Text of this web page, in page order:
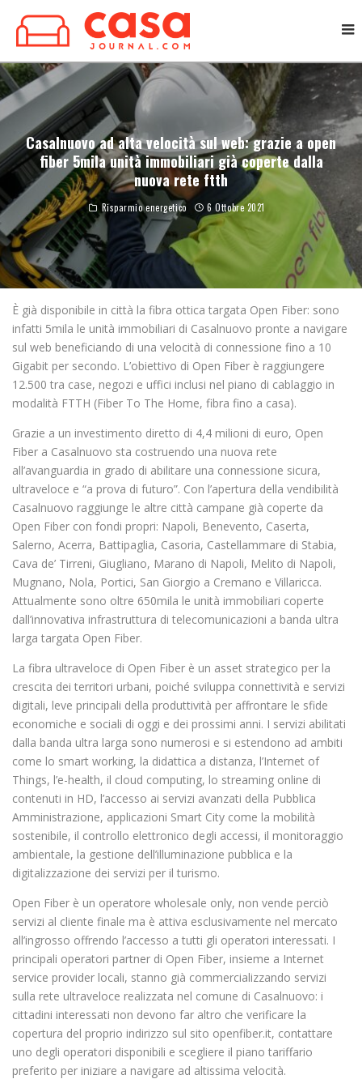
Casalnuovo ad alta velocità sul web: grazie a open
fiber 5mila unità immobiliari già coperte dalla
nuova rete ftth
Risparmio energetico 6 Ottobre 2021
È già disponibile in città la fibra ottica targata Open Fiber: sono
infatti 5mila le unità immobiliari di Casalnuovo pronte a navigare
sul web beneficiando di una velocità di connessione fino a 10
Gigabit per secondo. L’obiettivo di Open Fiber è raggiungere
12.500 tra case, negozi e uffici inclusi nel piano di cablaggio in
modalità FTTH (Fiber To The Home, fibra fino a casa).
Grazie a un investimento diretto di 4,4 milioni di euro, Open
Fiber a Casalnuovo sta costruendo una nuova rete
all’avanguardia in grado di abilitare una connessione sicura,
ultraveloce e “a prova di futuro”. Con l’apertura della vendibilità
Casalnuovo raggiunge le altre città campane già coperte da
Open Fiber con fondi propri: Napoli, Benevento, Caserta,
Salerno, Acerra, Battipaglia, Casoria, Castellammare di Stabia,
Cava de’ Tirreni, Giugliano, Marano di Napoli, Melito di Napoli,
Mugnano, Nola, Portici, San Giorgio a Cremano e Villaricca.
Attualmente sono oltre 650mila le unità immobiliari coperte
dall’innovativa infrastruttura di telecomunicazioni a banda ultra
larga targata Open Fiber.
La fibra ultraveloce di Open Fiber è un asset strategico per la
crescita dei territori urbani, poiché sviluppa connettività e servizi
digitali, leve principali della produttività per affrontare le sfide
economiche e sociali di oggi e dei prossimi anni. I servizi abilitati
dalla banda ultra larga sono numerosi e si estendono ad ambiti
come lo smart working, la didattica a distanza, l’Internet of
Things, l’e-health, il cloud computing, lo streaming online di
contenuti in HD, l’accesso ai servizi avanzati della Pubblica
Amministrazione, applicazioni Smart City come la mobilità
sostenibile, il controllo elettronico degli accessi, il monitoraggio
ambientale, la gestione dell’illuminazione pubblica e la
digitalizzazione dei servizi per il turismo.
Open Fiber è un operatore wholesale only, non vende perciò
servizi al cliente finale ma è attiva esclusivamente nel mercato
all’ingrosso offrendo l’accesso a tutti gli operatori interessati. I
principali operatori partner di Open Fiber, insieme a Internet
service provider locali, stanno già commercializzando servizi
sulla rete ultraveloce realizzata nel comune di Casalnuovo: i
cittadini interessati non devono far altro che verificare la
copertura del proprio indirizzo sul sito openfiber.it, contattare
uno degli operatori disponibili e scegliere il piano tariffario
preferito per iniziare a navigare ad altissima velocità.